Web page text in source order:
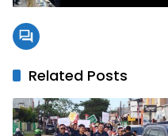
Related Posts